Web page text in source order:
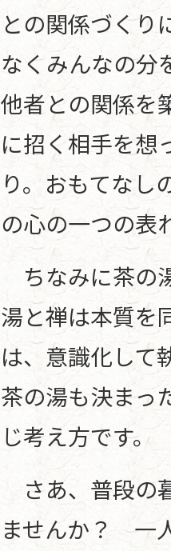
との関係づくり
なくみんなの分
他者との関係を
に招く相手を想
り。おもてなし
の心の一つの表
ちなみに茶の
湯と禅は本質を
は、意識化して
茶の湯も決まっ
じ考え方です。
さあ、普段の
ませんか？ 一